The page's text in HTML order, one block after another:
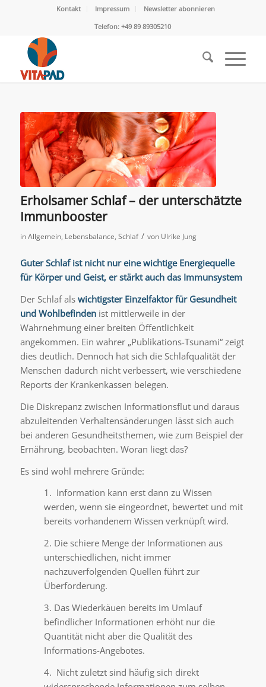
Kontakt Impressum
Newsletter abonnieren
Telefon: +49 89 89305210
Erholsamer Schlaf – der unterschätzte
Immunbooster
inAllgemein, Lebensbalance, Schlaf / von Ulrike Jung
Guter Schlaf ist nicht nur eine wichtige Energiequelle
für Körper und Geist, er stärkt auch das Immunsystem
Der Schlaf als wichtigster Einzelfaktor für Gesundheit
und Wohlbefindenist mittlerweile in der
Wahrnehmung einer breiten Öffentlichkeit
angekommen. Ein wahrer „Publikations-Tsunami“ zeigt
dies deutlich. Dennoch hat sich die Schlafqualität der
Menschen dadurch nicht verbessert, wie verschiedene
Reports der Krankenkassen belegen.
Die Diskrepanz zwischen Informationsflut und daraus
abzuleitenden Verhaltensänderungen lässt sich auch
bei anderen Gesundheitsthemen, wie zum Beispiel der
Ernährung, beobachten. Woran liegt das?
Es sind wohl mehrere Gründe:
1. Information kann erst dann zu Wissen
werden, wenn sie eingeordnet, bewertet und mit
bereits vorhandenem Wissen verknüpft wird.
2. Die schiere Menge der Informationen aus
unterschiedlichen, nicht immer
nachzuverfolgenden Quellen führt zur
Überforderung.
3. Das Wiederkäuen bereits im Umlauf
befindlicher Informationen erhöht nur die
Quantität nicht aber die Qualität des
Informations-Angebotes.
4. Nicht zuletzt sind häufig sich direkt